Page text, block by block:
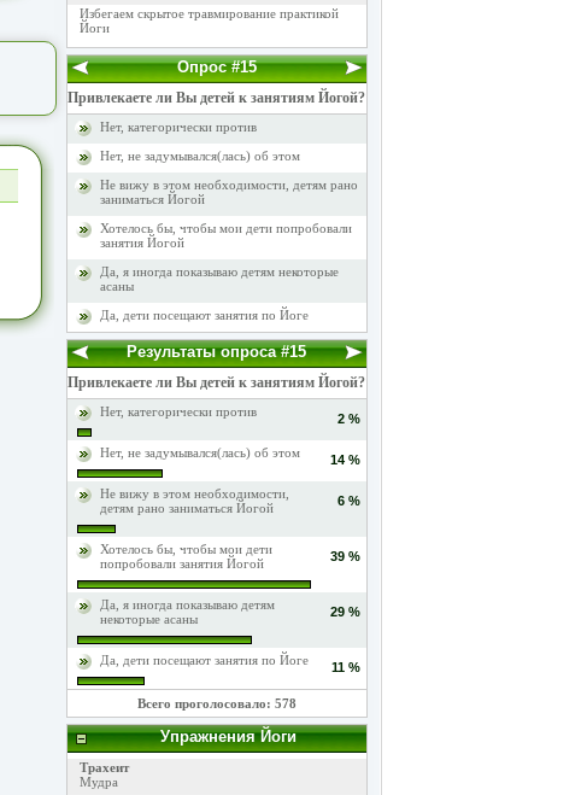
Избегаем скрытое травмирование практикой
Йоги
Опрос #15
Привлекаете ли Вы детей к занятиям Йогой?
Нет, категорически против
Нет, не задумывался(лась) об этом
Не вижу в этом необходимости, детям рано
заниматься Йогой
Хотелось бы, чтобы мои дети попробовали
занятия Йогой
Да, я иногда показываю детям некоторые
асаны
Да, дети посещают занятия по Йоге
Результаты опроса #15
Привлекаете ли Вы детей к занятиям Йогой?
Нет, категорически против 2 %
Нет, не задумывался(лась) об этом 14 %
Не вижу в этом необходимости,
детям рано заниматься Йогой
6 %
Хотелось бы, чтобы мои дети
попробовали занятия Йогой
39 %
Да, я иногда показываю детям
некоторые асаны
29 %
Да, дети посещают занятия по Йоге 11 %
Всего проголосовало: 578
Упражнения Йоги
Трахеит
Мудра